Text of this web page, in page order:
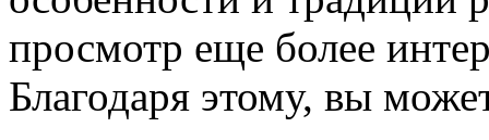
просмотр еще более
Благодаря этому, вы